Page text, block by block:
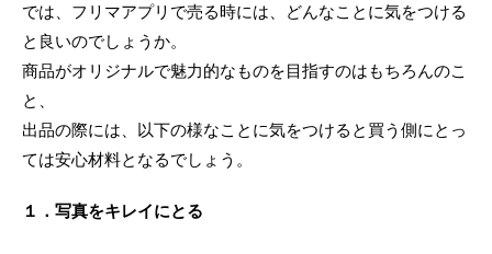
では、フリマアプリで売る時には、どんなことに気をつける
と良いのでしょうか。
商品がオリジナルで魅力的なものを目指すのはもちろんのこ
と、
出品の際には、以下の様なことに気をつけると買う側にとっ
ては安心材料となるでしょう。
１．写真をキレイにとる